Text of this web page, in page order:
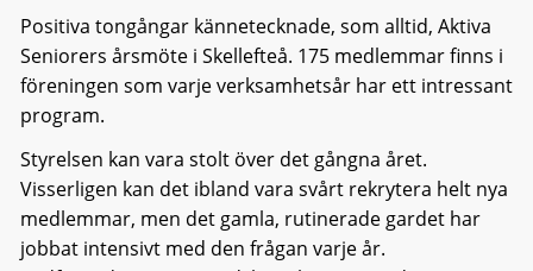
Positiva tongångar kännetecknade, som alltid, Aktiva
Seniorers årsmöte i Skellefteå. 175 medlemmar finns i
föreningen som varje verksamhetsår har ett intressant
program.
Styrelsen kan vara stolt över det gångna året.
Visserligen kan det ibland vara svårt rekrytera helt nya
medlemmar, men det gamla, rutinerade gardet har
jobbat intensivt med den frågan varje år.